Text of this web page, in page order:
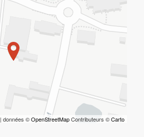
| données ©OpenStreetMapContributeurs ©Carto